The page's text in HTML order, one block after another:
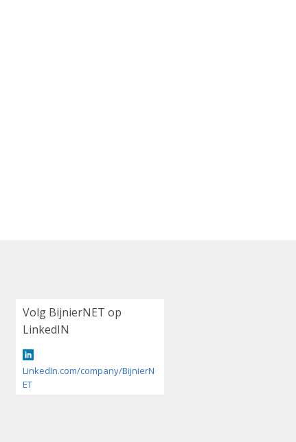
Volg BijnierNET op
LinkedIN
LinkedIn.com/company/BijnierN
ET